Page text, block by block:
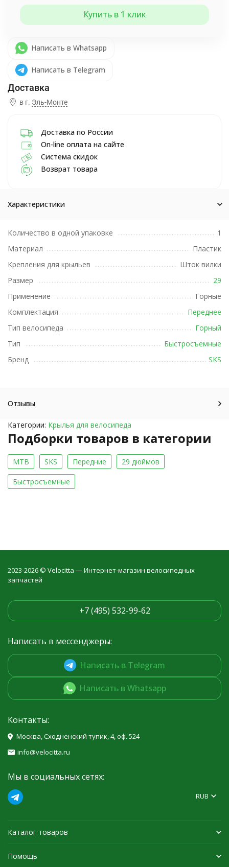
Купить в 1 клик
Написать в Whatsapp
Написать в Telegram
в г. Эль-Монте
Доставка по России
On-line оплата на сайте
Система скидок
Возврат товара
Характеристики
Количество в одной упаковке
1
Материал
Пластик
Крепления для крыльев
Шток вилки
Размер
29
Применение
Горные
Комплектация
Переднее
Тип велосипеда
Горный
Тип
Быстросъемные
Бренд
SKS
Отзывы
Категории: Крылья для велосипеда
Подборки товаров в категории
MTB SKS Передние 29 дюймов
Быстросъемные
2023-2026 © Velocitta — Интернет-магазин велосипедных
запчастей
+7 (495) 532-99-62
Написать в мессенджеры:
Написать в Telegram
Написать в Whatsapp
Контакты:
Москва, Сходненский тупик, 4, оф. 524
info@velocitta.ru
Мы в социальных сетях:
RUB
Каталог товаров
Помощь